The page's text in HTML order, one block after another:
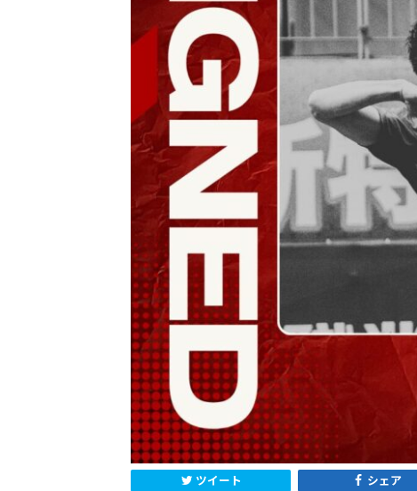
ツイート シェア